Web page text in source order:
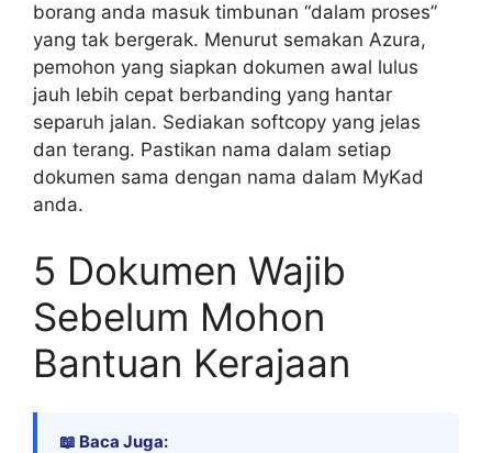
borang anda masuk timbunan “dalam proses”
yang tak bergerak. Menurut semakan Azura,
pemohon yang siapkan dokumen awal lulus
jauh lebih cepat berbanding yang hantar
separuh jalan. Sediakan softcopy yang jelas
dan terang. Pastikan nama dalam setiap
dokumen sama dengan nama dalam MyKad
anda.
5 Dokumen Wajib
Sebelum Mohon
Bantuan Kerajaan
📖 Baca Juga: